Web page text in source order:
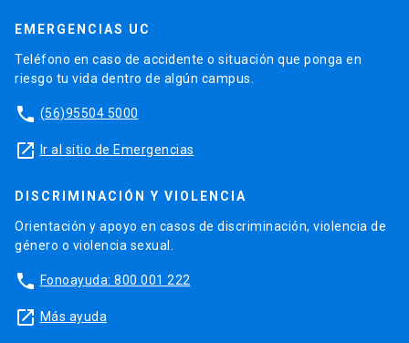
EMERGENCIAS UC
Teléfono en caso de accidente o situación que ponga en
riesgo tu vida dentro de algún campus.
phone (56)95504 5000
launch Ir al sitio de Emergencias
DISCRIMINACIÓN Y VIOLENCIA
Orientación y apoyo en casos de discriminación, violencia de
género o violencia sexual.
phone Fonoayuda: 800 001 222
launch Más ayuda